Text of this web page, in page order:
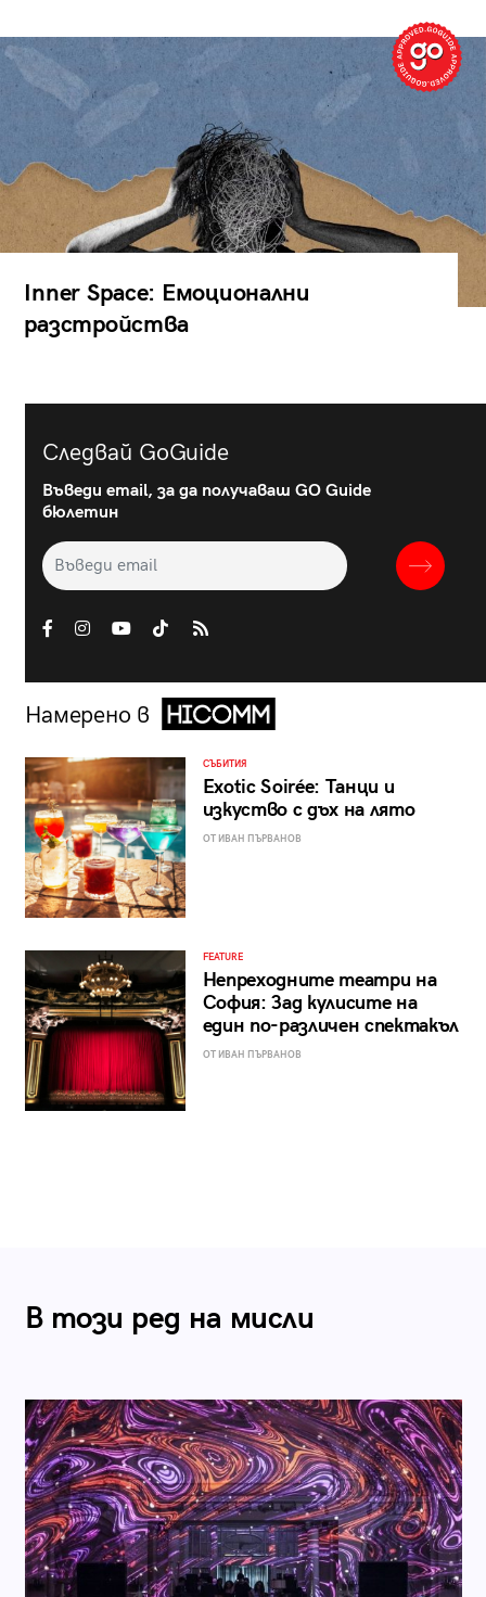
Inner Space: Емоционални
разстройства
Следвай GoGuide
Въведи email, за да получаваш GO Guide
бюлетин
Намерено в
СЪБИТИЯ
Exotic Soirée: Танци и
изкуство с дъх на лято
ОТ ИВАН ПЪРВАНОВ
FEATURE
Непреходните театри на
София: Зад кулисите на
един по-различен спектакъл
ОТ ИВАН ПЪРВАНОВ
В този ред на мисли